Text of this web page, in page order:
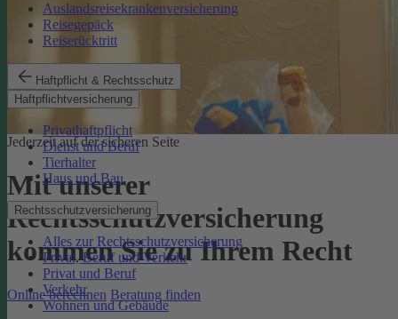
Auslandsreisekrankenversicherung
Reisegepäck
Reiserücktritt
Haftpflicht & Rechtsschutz
Haftpflichtversicherung
Privathaftpflicht
Dienst und Beruf
Tierhalter
Haus und Bau
Rechtsschutzversicherung
Alles zur Rechtsschutzversicherung
Privat, Beruf und Verkehr
Privat und Beruf
Verkehr
Wohnen und Gebäude
Jederzeit auf der sicheren Seite
Mit unserer
Rechtsschutzversicherung
kommen Sie zu Ihrem Recht
Online berechnen Beratung finden